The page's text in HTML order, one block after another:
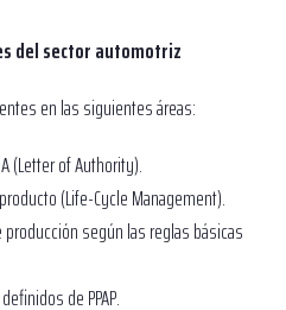
del sector automotriz
en las siguientes áreas:
(Letter of Authority).
(Life-Cycle Management).
según las reglas básicas
de PPAP.